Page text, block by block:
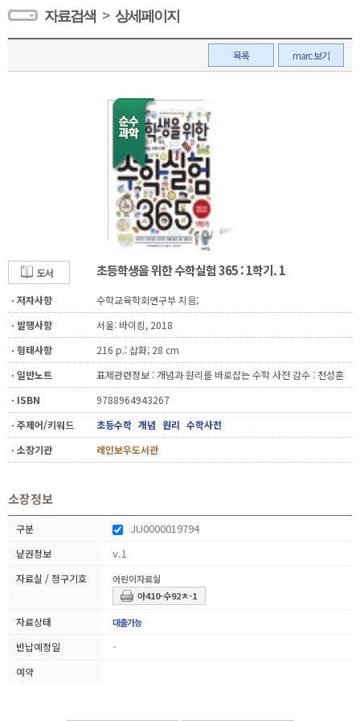
자료검색 > 상세페이지
목록 marc 보기
도서 초등학생을 위한 수학실험 365 : 1학기. 1
ㆍ저자사항
수학교육학회연구부 지음;
ㆍ발행사항
서울: 바이킹, 2018
ㆍ형태사항
216 p.: 삽화; 28 cm
ㆍ일반노트
표제관련정보 : 개념과 원리를 바로잡는 수학 사전 감수 : 천성훈
ㆍISBN
9788964943267
ㆍ주제어/키워드
초등수학 개념 원리 수학사전
ㆍ소장기관
레인보우도서관
소장정보
JU0000019794
v.1
어린이자료실
아410-수92ㅊ-1
대출가능
-